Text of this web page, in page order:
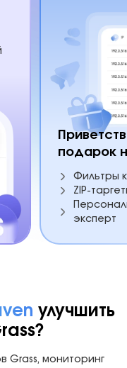
подарок
Фильтры
ZIP-
эксперт
улучшить
Grass, мониторинг